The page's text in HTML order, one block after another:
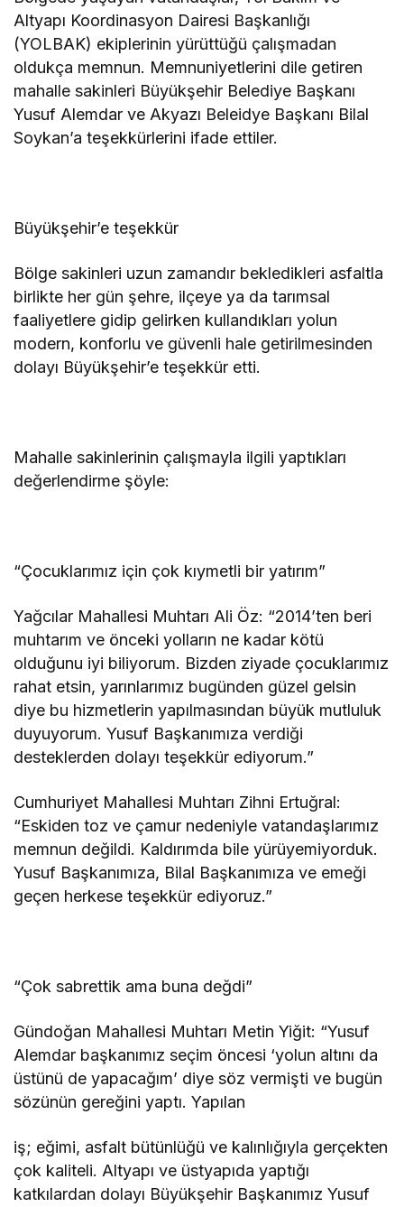
Altyapı Koordinasyon Dairesi Başkanlığı
(YOLBAK) ekiplerinin yürüttüğü çalışmadan
oldukça memnun. Memnuniyetlerini dile getiren
mahalle sakinleri Büyükşehir Belediye Başkanı
Yusuf Alemdar ve Akyazı Beleidye Başkanı Bilal
Soykan’a teşekkürlerini ifade ettiler.
Büyükşehir’e teşekkür
Bölge sakinleri uzun zamandır bekledikleri asfaltla
birlikte her gün şehre, ilçeye ya da tarımsal
faaliyetlere gidip gelirken kullandıkları yolun
modern, konforlu ve güvenli hale getirilmesinden
dolayı Büyükşehir’e teşekkür etti.
Mahalle sakinlerinin çalışmayla ilgili yaptıkları
değerlendirme şöyle:
“Çocuklarımız için çok kıymetli bir yatırım”
Yağcılar Mahallesi Muhtarı Ali Öz: “2014’ten beri
muhtarım ve önceki yolların ne kadar kötü
olduğunu iyi biliyorum. Bizden ziyade çocuklarımız
rahat etsin, yarınlarımız bugünden güzel gelsin
diye bu hizmetlerin yapılmasından büyük mutluluk
duyuyorum. Yusuf Başkanımıza verdiği
desteklerden dolayı teşekkür ediyorum.”
Cumhuriyet Mahallesi Muhtarı Zihni Ertuğral:
“Eskiden toz ve çamur nedeniyle vatandaşlarımız
memnun değildi. Kaldırımda bile yürüyemiyorduk.
Yusuf Başkanımıza, Bilal Başkanımıza ve emeği
geçen herkese teşekkür ediyoruz.”
“Çok sabrettik ama buna değdi”
Gündoğan Mahallesi Muhtarı Metin Yiğit: “Yusuf
Alemdar başkanımız seçim öncesi ‘yolun altını da
üstünü de yapacağım’ diye söz vermişti ve bugün
sözünün gereğini yaptı. Yapılan
iş; eğimi, asfalt bütünlüğü ve kalınlığıyla gerçekten
çok kaliteli. Altyapı ve üstyapıda yaptığı
katkılardan dolayı Büyükşehir Başkanımız Yusuf